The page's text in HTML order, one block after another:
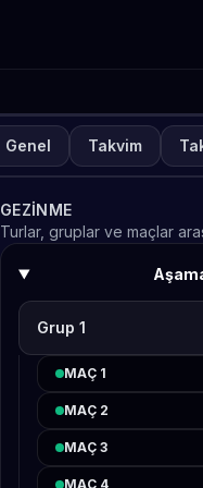
TURNUVA
Hafta
Düzenleyen TETO
Genel Takvim
GEZINME
Turlar, gruplar ve maçlar
Grup 1
MAÇ 1
MAÇ 2
MAÇ 3
MAÇ 4